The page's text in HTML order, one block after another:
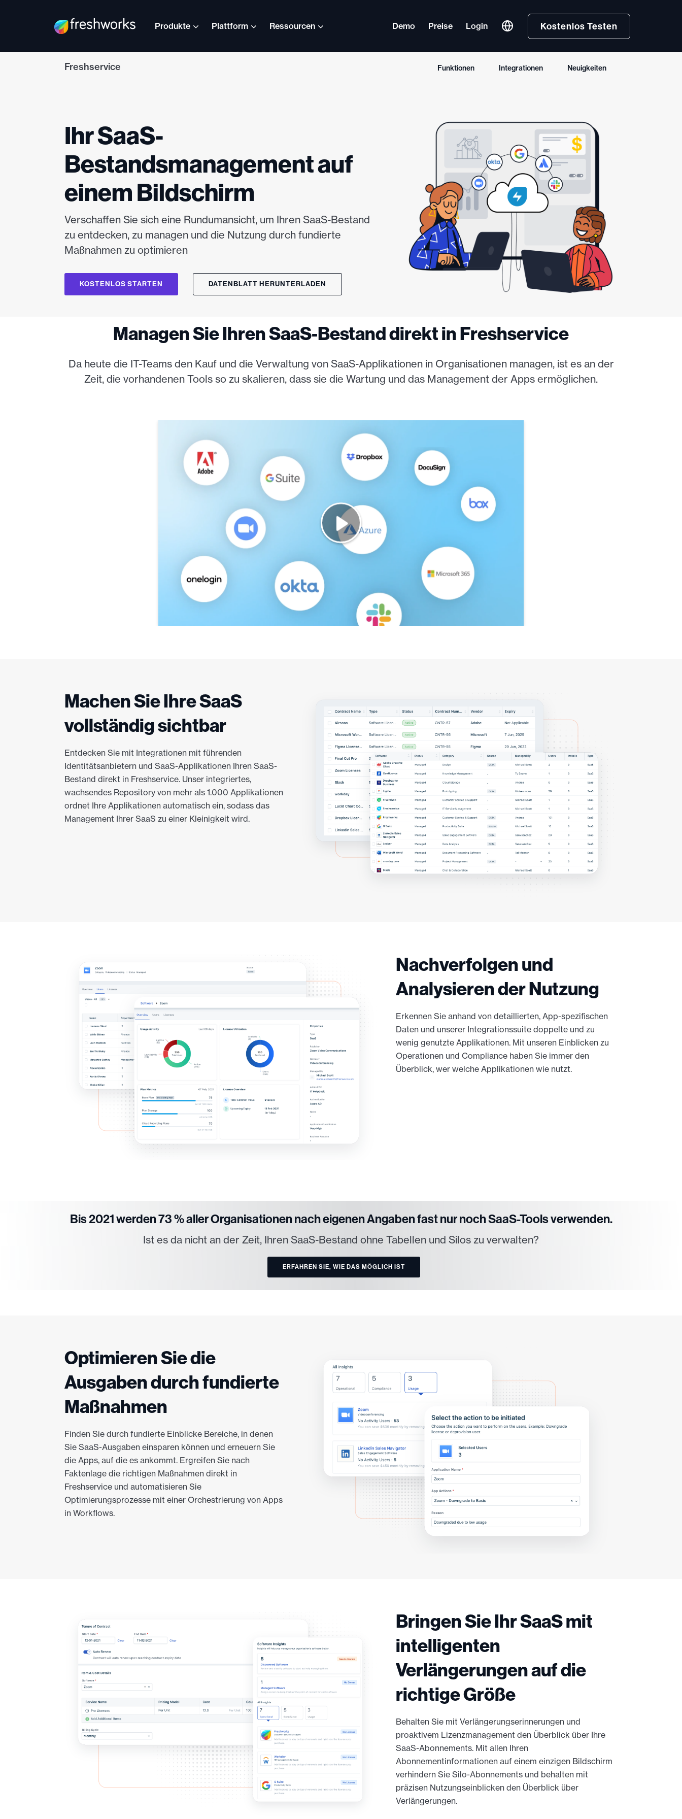
Produkte Plattform Ressourcen Demo Preise Login
Español (España)
Latina)
Português (Brasil)
日本語 한국어
Thai
Polski Türkçe
Kostenlos Testen
Freshservice Funktionen Integrationen Neuigkeiten
Ihr SaaS-
Bestandsmanagement auf
einem Bildschirm
Verschaffen Sie sich eine Rundumansicht, um Ihren SaaS-Bestand
zu entdecken, zu managen und die Nutzung durch fundierte
Maßnahmen zu optimieren
KOSTENLOS STARTEN DATENBLATT HERUNTERLADEN
Managen Sie Ihren SaaS-Bestand direkt in Freshservice
Da heute die IT-Teams den Kauf und die Verwaltung von SaaS-Applikationen in Organisationen managen, ist es an der
Zeit, die vorhandenen Tools so zu skalieren, dass sie die Wartung und das Management der Apps ermöglichen.
Machen Sie Ihre SaaS
vollständig sichtbar
Entdecken Sie mit Integrationen mit führenden
Identitätsanbietern und SaaS-Applikationen Ihren SaaS-
Bestand direkt in Freshservice. Unser integriertes,
wachsendes Repository von mehr als 1.000 Applikationen
ordnet Ihre Applikationen automatisch ein, sodass das
Management Ihrer SaaS zu einer Kleinigkeit wird.
Nachverfolgen und
Analysieren der Nutzung
Erkennen Sie anhand von detaillierten, App-spezifischen
Daten und unserer Integrationssuite doppelte und zu
wenig genutzte Applikationen. Mit unseren Einblicken zu
Operationen und Compliance haben Sie immer den
Überblick, wer welche Applikationen wie nutzt.
Bis 2021 werden 73 % aller Organisationen nach eigenen Angaben fast nur noch SaaS-Tools verwenden.
Ist es da nicht an der Zeit, Ihren SaaS-Bestand ohne Tabellen und Silos zu verwalten?
ERFAHREN SIE, WIE DAS MÖGLICH IST
Optimieren Sie die
Ausgaben durch fundierte
Maßnahmen
Finden Sie durch fundierte Einblicke Bereiche, in denen
Sie SaaS-Ausgaben einsparen können und erneuern Sie
die Apps, auf die es ankommt. Ergreifen Sie nach
Faktenlage die richtigen Maßnahmen direkt in
Freshservice und automatisieren Sie
Optimierungsprozesse mit einer Orchestrierung von Apps
in Workflows.
Bringen Sie Ihr SaaS mit
intelligenten
Verlängerungen auf die
richtige Größe
Behalten Sie mit Verlängerungserinnerungen und
proaktivem Lizenzmanagement den Überblick über Ihre
SaaS-Abonnements. Mit allen Ihren
Abonnementinformationen auf einem einzigen Bildschirm
verhindern Sie Silo-Abonnements und behalten mit
präzisen Nutzungseinblicken den Überblick über
Verlängerungen.